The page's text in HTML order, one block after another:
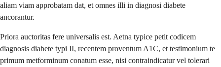
aliam viam approbatam dat, et omnes illi in diagnosi diabete
ancorantur.
Priora auctoritas fere universalis est. Aetna typice petit codicem
diagnosis diabete typi II, recentem proventum A1C, et testimonium te
primum metforminum conatum esse, nisi contraindicatur vel tolerari